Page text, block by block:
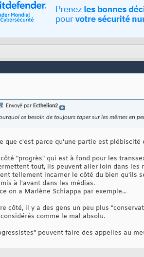
Envoyé par Ecthelion2
ce besoin de toujours taper sur les mêmes en
que c'est parce qu'une partie est
"progrès" qui est à fond pour les
tout, ils peuvent aller loin dans les
tellement incarner le côté du bien qu'ils
à l'avant dans les médias.
on a Marlène Schiappa par exemple...
côté, il y a des gens un peu plus
comme le mal absolu.
peuvent faire des appelles au